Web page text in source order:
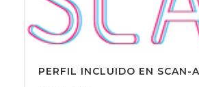
PERFIL INCLUIDO EN SCAN-